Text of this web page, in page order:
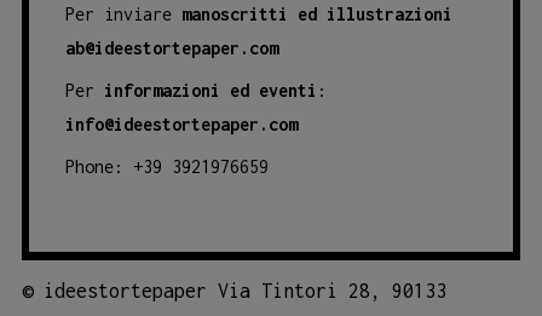
Per inviare manoscritti ed illustrazioni
ab@ideestortepaper.com
Per informazioni ed eventi :
info@ideestortepaper.com
Phone: +39 3921976659
© ideestortepaper Via Tintori 28, 90133